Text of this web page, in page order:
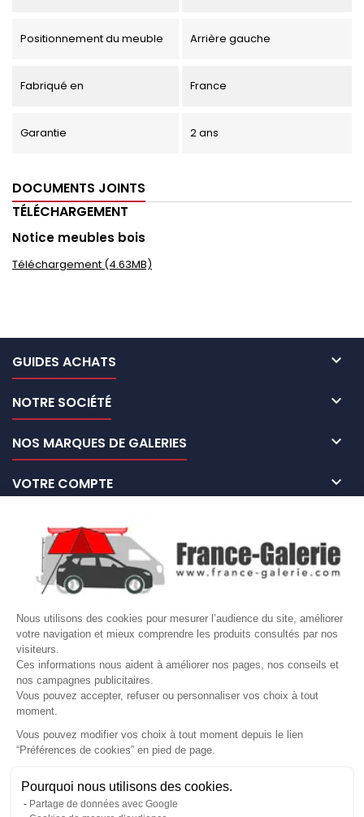
Nous utilisons des cookies pour mesurer l’audience du site, améliorer
votre navigation et mieux comprendre les produits consultés par nos
visiteurs.
Ces informations nous aident à améliorer nos pages, nos conseils et
nos campagnes publicitaires.
Vous pouvez accepter, refuser ou personnaliser vos choix à tout
moment.
Vous pouvez modifier vos choix à tout moment depuis le lien
“Préférences de cookies” en pied de page.
Pourquoi nous utilisons des cookies.
Partage de données avec Google
Gérer mes cookies
Positionnement du meuble Arrière gauche
Fabriqué en France
Garantie 2 ans
DOCUMENTS JOINTS
TÉLÉCHARGEMENT
Notice meubles bois
Téléchargement (4.63MB)
GUIDES ACHATS 
NOTRE SOCIÉTÉ 
NOS MARQUES DE GALERIES 
VOTRE COMPTE 
Site protégé par reCAPTCHA.
LETTRE D'INFORMATIONS
© Copyright 2026 France Galerie. Tous droits reservés.